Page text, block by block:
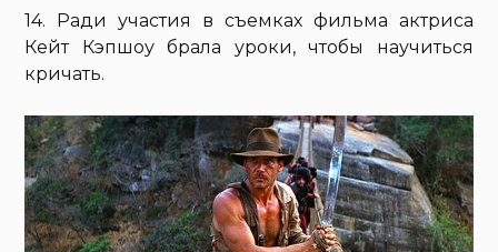
14. Ради участия в съемках фильма актриса
Кейт Кэпшоу брала уроки, чтобы научиться
кричать.